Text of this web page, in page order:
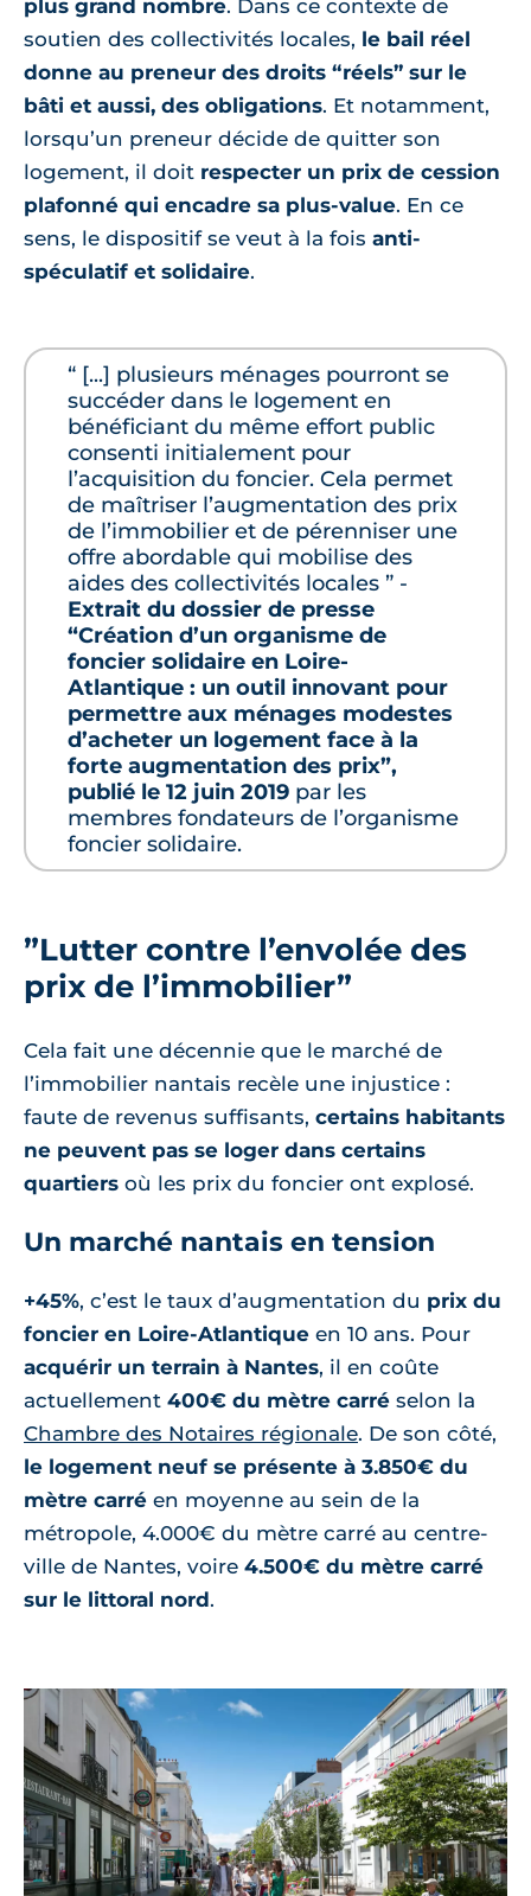
plus grand nombre. Dans ce contexte de
soutien des collectivités locales, le bail réel
donne au preneur des droits “réels” sur le
bâti et aussi, des obligations. Et notamment,
lorsqu’un preneur décide de quitter son
logement, il doit respecter un prix de cession
plafonné qui encadre sa plus-value. En ce
sens, le dispositif se veut à la fois anti-
spéculatif et solidaire.
“ [...] plusieurs ménages pourront se
succéder dans le logement en
bénéficiant du même effort public
consenti initialement pour
l’acquisition du foncier. Cela permet
de maîtriser l’augmentation des prix
de l’immobilier et de pérenniser une
offre abordable qui mobilise des
aides des collectivités locales ” -
Extrait du dossier de presse
“Création d’un organisme de
foncier solidaire en Loire-
Atlantique : un outil innovant pour
permettre aux ménages modestes
d’acheter un logement face à la
forte augmentation des prix”,
publié le 12 juin 2019 par les
membres fondateurs de l’organisme
foncier solidaire.
”Lutter contre l’envolée des
prix de l’immobilier”
Cela fait une décennie que le marché de
l’immobilier nantais recèle une injustice :
faute de revenus suffisants, certains habitants
ne peuvent pas se loger dans certains
quartiers où les prix du foncier ont explosé.
Un marché nantais en tension
+45%, c’est le taux d’augmentation du prix du
foncier en Loire-Atlantique en 10 ans. Pour
acquérir un terrain à Nantes, il en coûte
actuellement 400€ du mètre carré selon la
Chambre des Notaires régionale. De son côté,
le logement neuf se présente à 3.850€ du
mètre carré en moyenne au sein de la
métropole, 4.000€ du mètre carré au centre-
ville de Nantes, voire 4.500€ du mètre carré
sur le littoral nord.